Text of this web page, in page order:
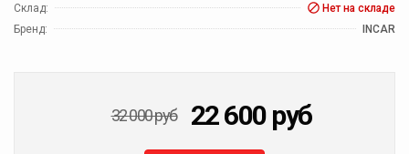
Склад:
Нет на складе
Бренд:
INCAR
32 000руб 22 600 руб